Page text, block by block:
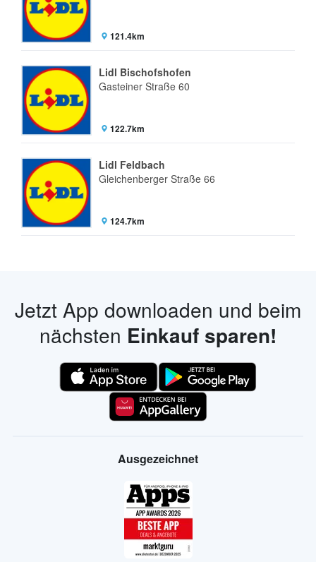
121.4km
Lidl Bischofshofen
Gasteiner Straße 60
122.7km
Lidl Feldbach
Gleichenberger Straße 66
124.7km
Jetzt App downloaden und beim
nächsten Einkauf sparen!
Ausgezeichnet